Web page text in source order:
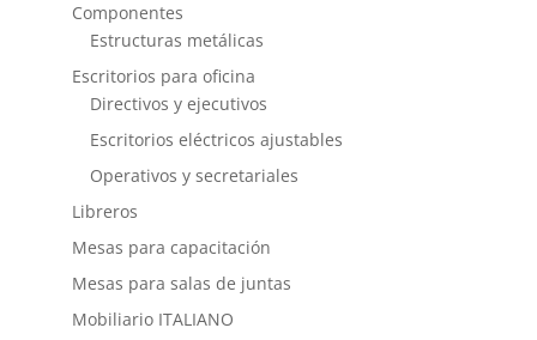
Componentes
Estructuras metálicas
Escritorios para oficina
Directivos y ejecutivos
Escritorios eléctricos ajustables
Operativos y secretariales
Libreros
Mesas para capacitación
Mesas para salas de juntas
Mobiliario ITALIANO